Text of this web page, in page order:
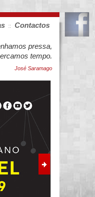
:: Contactos
pressa,
tempo.
José Saramago